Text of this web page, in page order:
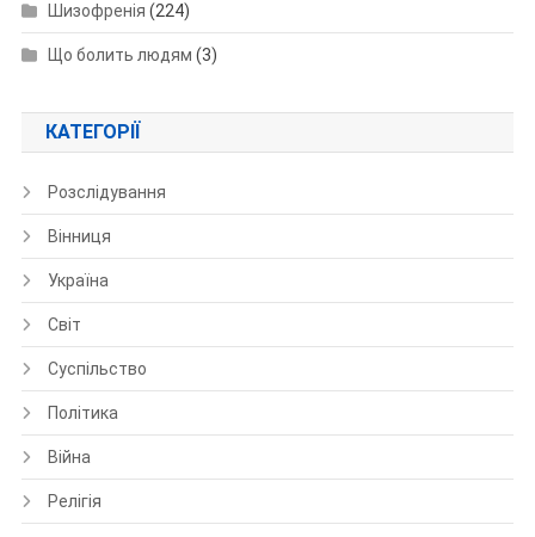
Шизофренія (224)
Що болить людям (3)
КАТЕГОРІЇ
Розслідування
Вінниця
Україна
Світ
Суспільство
Політика
Війна
Релігія